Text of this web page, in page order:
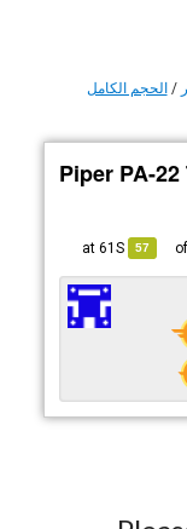
/الحجم الكامل
Piper PA-
57
61S